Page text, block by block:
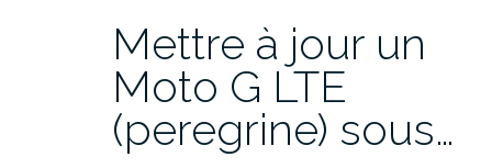
Mettre à jour un
Moto G LTE
(peregrine) sous…